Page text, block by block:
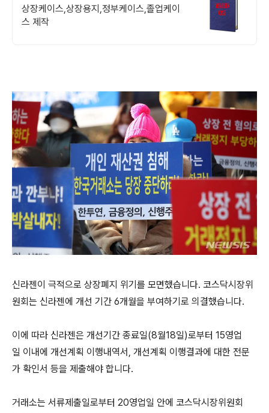
별화된 디자인
상장케이스,상장용지,정부케이스,졸업케이
스 제작
신라젠이 극적으로 상장폐지 위기를 모면했습니다. 코스닥시장위
원회는 신라젠에 개선 기간 6개월을 부여하기로 의결했습니다.
이에 따라 신라젠은 개선기간 종료일(8월18일)로부터 15영업
일 이내에 개선계획 이행내역서, 개선계획 이행결과에 대한 전문
가 확인서 등을 제출해야 합니다.
거래소는 서류제출일로부터 20영업일 안에 코스닥시장위원회